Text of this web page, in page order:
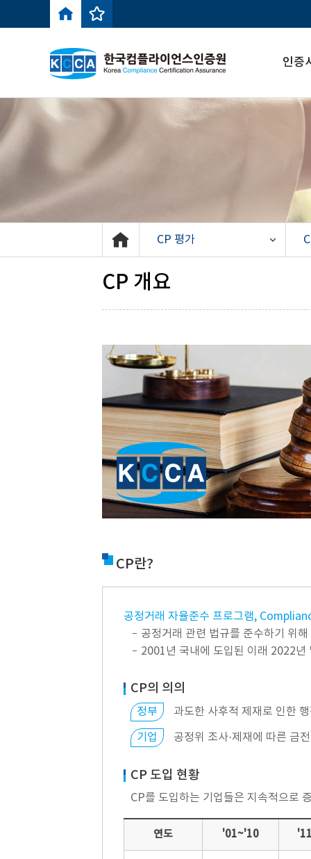
인증
CP 평가
CP 개요
CP란?
공정거래 자율준수 프로그램,
공정거래 관련 법규를 준수하기 위
2001년 국내에 도입된 이래 2022년
CP의 의의
정부 과도한 사후적 제재로 인한
기업 공정위 조사·제재에 따른 금
CP 도입 현황
CP를 도입하는 기업들은 지속적으로
연도 '01~'10